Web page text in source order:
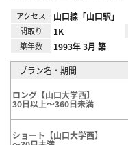
アクセス 山口線「山口駅」
間取り 1K
築年数 1993年 3月 築
プラン名・期間
ロング【山口大学西】
30日以上～360日未満
ショート【山口大学西】